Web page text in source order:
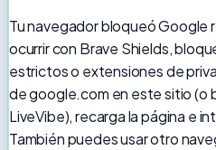
Tu navegador bloqueó Google
ocurrir con Brave Shields,
estrictos o extensiones de
de google.com en este sitio (o
LiveVibe), recarga la página e
También puedes usar otro